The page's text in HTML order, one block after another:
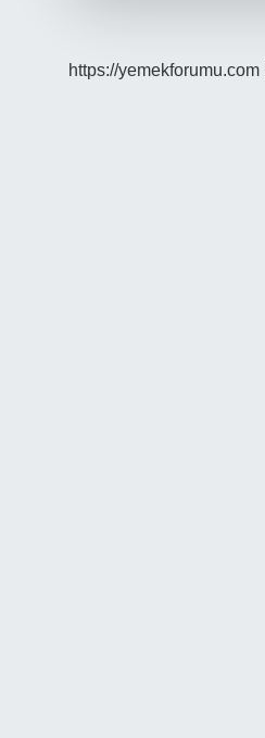
https://yemekforumu.com